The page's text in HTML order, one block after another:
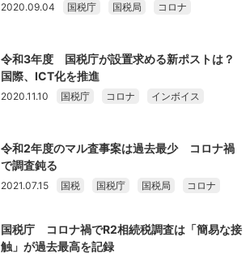
2020.09.04 国税庁 国税局 コロナ
令和3年度 国税庁が設置求める新ポストは？
国際、ICT化を推進
2020.11.10 国税庁 コロナ インボイス
令和2年度のマル査事案は過去最少 コロナ禍
で調査鈍る
2021.07.15 国税 国税庁 国税局 コロナ
国税庁 コロナ禍でR2相続税調査は「簡易な接
触」が過去最高を記録